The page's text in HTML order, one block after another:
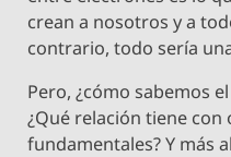
crean a nosotros y a
contrario, todo sería
Pero, ¿cómo sabemos
¿Qué relación tiene
fundamentales? Y más